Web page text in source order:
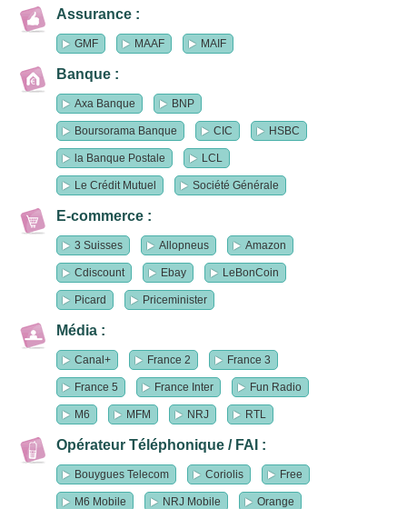
Assurance :
GMF MAAF MAIF
Banque :
Axa Banque BNP
Boursorama Banque CIC HSBC
la Banque Postale LCL
Le Crédit Mutuel Société Générale
E-commerce :
3 Suisses Allopneus Amazon
Cdiscount Ebay LeBonCoin
Picard Priceminister
Média :
Canal+ France 2 France 3
France 5 France Inter Fun Radio
M6 MFM NRJ RTL
Opérateur Téléphonique / FAI :
Bouygues Telecom Coriolis Free
M6 Mobile NRJ Mobile Orange